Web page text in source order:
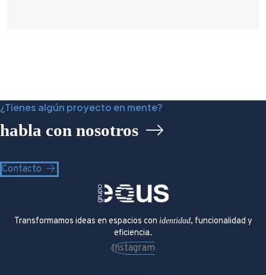
¿Tienes algún proyecto en mente?
habla con nosotros
Contacto
Transformamos ideas en espacios con identidad, funcionalidad y
eficiencia.
Instagram